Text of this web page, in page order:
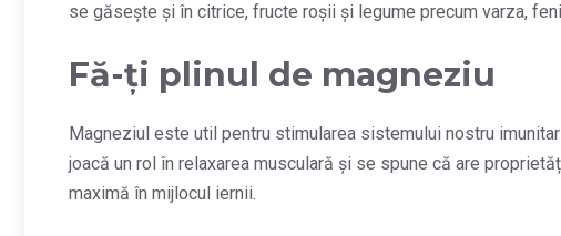
se găsește și în citrice, fructe roșii și legume precum varza,
Fă-ți plinul de magneziu
Magneziul este util pentru stimularea sistemului nostru
joacă un rol în relaxarea musculară și se spune că are
maximă în mijlocul iernii.